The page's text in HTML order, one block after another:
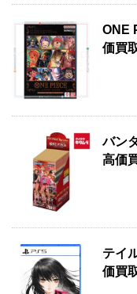
ONE
価買
バン
高価
テイ
価買